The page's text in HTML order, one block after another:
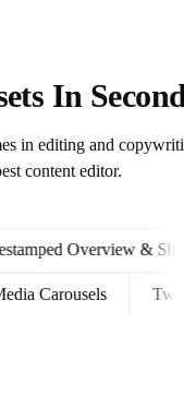
In
in editing and
content editor.
Overview &
Media Carousels